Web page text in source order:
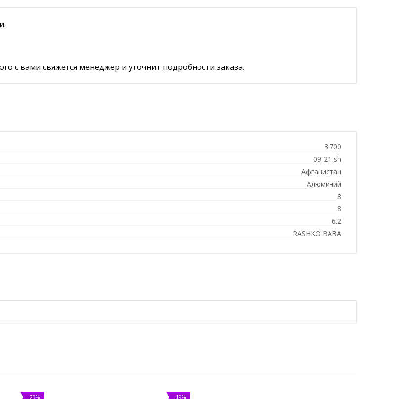
с вами свяжется менеджер и уточнит подробности заказа.
3.700
09-21-sh
Афганистан
Алюминий
8
8
6.2
RASHKO BABA
-23% -19%